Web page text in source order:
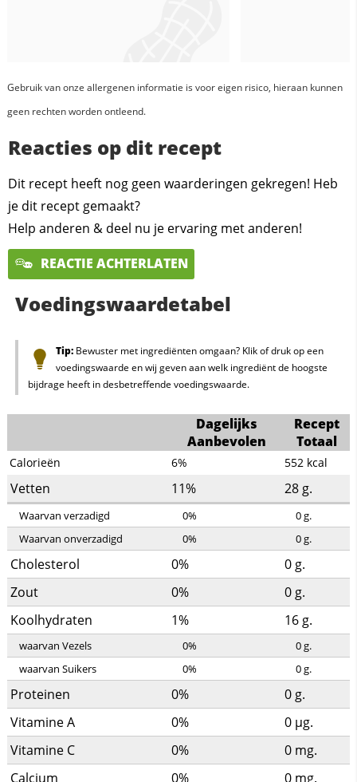
Gebruik van onze allergenen informatie is voor eigen risico, hieraan kunnen
geen rechten worden ontleend.
Reacties op dit recept
Dit recept heeft nog geen waarderingen gekregen! Heb
je dit recept gemaakt?
Help anderen & deel nu je ervaring met anderen!
REACTIE ACHTERLATEN
Voedingswaardetabel
Tip:Bewuster met ingrediënten omgaan? Klik of druk op een
voedingswaarde en wij geven aan welk ingrediënt de hoogste
bijdrage heeft in desbetreffende voedingswaarde.
Dagelijks
Aanbevolen
Recept
Totaal
Calorieën 6% 552 kcal
Vetten 11% 28 g.
Waarvan verzadigd 0% 0g.
Waarvan onverzadigd
0% 0g.
Cholesterol 0% 0 g.
Zout
0% 0 g.
Koolhydraten
1% 16 g.
waarvan Vezels 0% 0g.
waarvan Suikers
0% 0g.
Proteinen 0% 0 g.
Vitamine A
0% 0 µg.
Vitamine C
0% 0 mg.
Calcium
0% 0 mg.